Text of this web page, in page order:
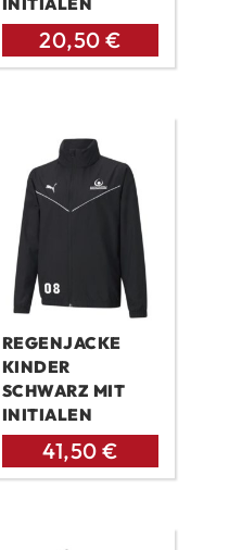
20,50€
REGENJACKE
KINDER
SCHWARZ MIT
INITIALEN
41,50€